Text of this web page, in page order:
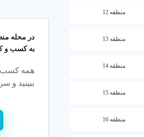
منطقه 12
منطقه 13
منطقه 14
منطقه 15
منطقه 16
چگونه بهترین
روزی توجه
نکات انتخاب
مراکز با
چگونه انتخاب
در محله منطقه
به کسب و
همه
ببینید و